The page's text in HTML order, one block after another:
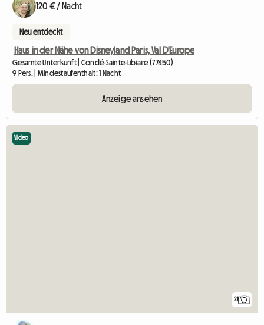
120 € / Nacht
Neu entdeckt
Haus in der Nähe von Disneyland Paris, Val D'Europe
Gesamte Unterkunft | Condé-Sainte-Libiaire (77450)
9 Pers. | Mindestaufenthalt: 1 Nacht
Anzeige ansehen
21
Video